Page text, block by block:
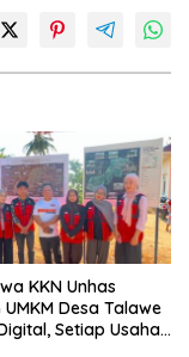
KKN Unhas
Desa Talawe
Setiap Usaha